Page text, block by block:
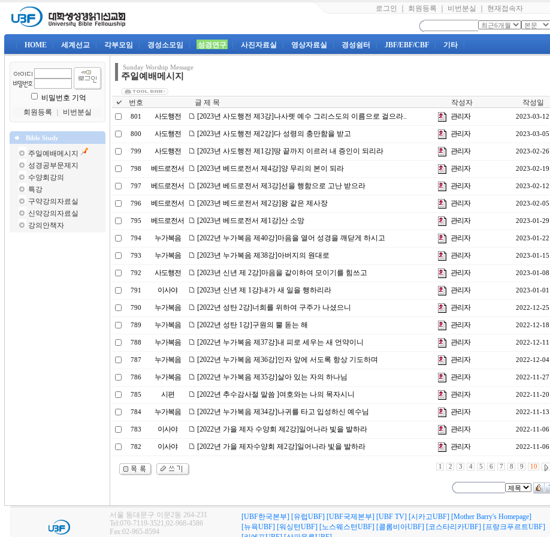
로그인 회원등록 비번분실 현재접속자
HOME 세계선교 각부모임 경성소모임 성경연구 사진자료실 영상자료실 경성쉼터 JBF/EBF/CBF 기타
비밀번호 기억
회원등록
비번분실
Bible Study
주일예배메시지
성경공부문제지
수양회강의
특강
구약강의자료실
신약강의자료실
강의안책자
Sunday Worship Message
주일예배메시지
번호 글 제 목 작성자 작성일
801 사도행전 [2023년 사도행전 제3강]나사렛 예수 그리스도의 이름으로 걸으라.. 관리자 2023-03-12
800 사도행전 [2023년 사도행전 제2강]다 성령의 충만함을 받고 관리자 2023-03-05
799 사도행전 [2023년 사도행전 제1강]땅 끝까지 이르러 내 증인이 되리라 관리자 2023-02-26
798 베드로전서 [2023년 베드로전서 제4강]양 무리의 본이 되라 관리자 2023-02-19
797 베드로전서 [2023년 베드로전서 제3강]선을 행함으로 고난 받으라 관리자 2023-02-12
796 베드로전서 [2023년 베드로전서 제2강]왕 같은 제사장 관리자 2023-02-05
795 베드로전서 [2023년 베드로전서 제1강]산 소망 관리자 2023-01-29
794 누가복음 [2022년 누가복음 제40강]마음을 열어 성경을 깨닫게 하시고 관리자 2023-01-22
793 누가복음 [2023년 누가복음 제38강]아버지의 원대로 관리자 2023-01-15
792 사도행전 [2023년 신년 제 2강]마음을 같이하여 모이기를 힘쓰고 관리자 2023-01-08
791 이사야 [2023년 신년 제 1강]내가 새 일을 행하리라 관리자 2023-01-01
790 누가복음 [2022년 성탄 2강]너희를 위하여 구주가 나셨으니 관리자 2022-12-25
789 누가복음 [2022년 성탄 1강]구원의 뿔 돋는 해 관리자 2022-12-18
788 누가복음 [2022년 누가복음 제37강]내 피로 세우는 새 언약이니 관리자 2022-12-11
787 누가복음 [2022년 누가복음 제36강]인자 앞에 서도록 항상 기도하며 관리자 2022-12-04
786 누가복음 [2022년 누가복음 제35강]살아 있는 자의 하나님 관리자 2022-11-27
785 시편 [2022년 추수감사절 말씀 ]여호와는 나의 목자시니 관리자 2022-11-20
784 누가복음 [2022년 누가복음 제34강]나귀를 타고 입성하신 예수님 관리자 2022-11-13
783 이사야 [2022년 가을 제자 수양회 제2강]일어나라 빛을 발하라 관리자 2022-11-06
782 이사야 [2022년 가을 제자수양회 제2강]일어나라 빛을 발하라 관리자 2022-11-06
1 2 3 4 5 6 7 8 9 10
서울 동대문구 이문2동 264-231
Tel:070-7119-3521,02-968-4586
Fax:02-965-8594
[UBF한국본부] [유럽UBF] [UBF국제본부] [UBF TV] [시카고UBF] [Mother Barry's Homepage]
[뉴욕UBF] [워싱턴UBF] [노스웨스턴UBF] [콜롬비아UBF] [코스타리카UBF] [프랑크푸르트UBF]